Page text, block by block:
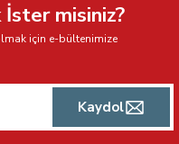
misiniz?
için e-bültenimize
Kaydol